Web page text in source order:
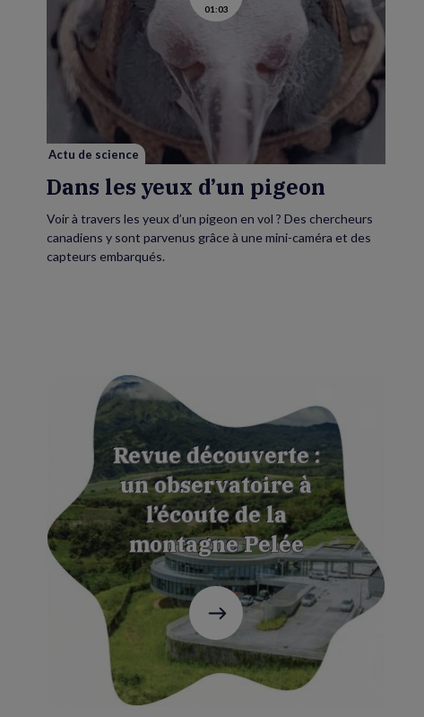
la
vidéo
01:03
Actu de science
Dans les yeux d’un pigeon
Voir à travers les yeux d’un pigeon en vol ? Des chercheurs
canadiens y sont parvenus grâce à une mini-caméra et des
capteurs embarqués.
Revue découverte :
un observatoire à
l’écoute de la
montagne Pelée
C'est
parti
!